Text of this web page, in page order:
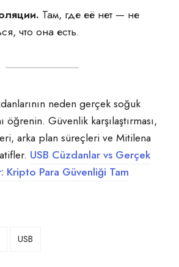
Там, где её нет — не
что она есть.
neden gerçek soğuk
öğrenin. Güvenlik karşılaştırması,
arka plan süreçleri ve Mitilena
USB Cüzdanlar vs Gerçek
Kripto Para Güvenliği Tam
USB